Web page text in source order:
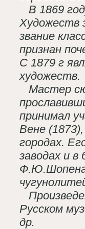
В 1869
Художеств
звание
признан
С 1879 г
художеств.
Мастер
принимал
Вене
городах.
заводах и
Русском
др.